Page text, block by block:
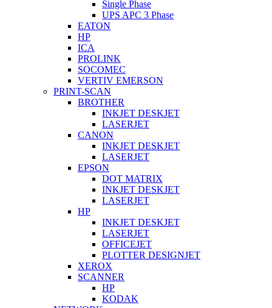
Single Phase
UPS APC 3 Phase
EATON
HP
ICA
PROLINK
SOCOMEC
VERTIV EMERSON
PRINT-SCAN
BROTHER
INKJET DESKJET
LASERJET
CANON
INKJET DESKJET
LASERJET
EPSON
DOT MATRIX
INKJET DESKJET
LASERJET
HP
INKJET DESKJET
LASERJET
OFFICEJET
PLOTTER DESIGNJET
XEROX
SCANNER
HP
KODAK